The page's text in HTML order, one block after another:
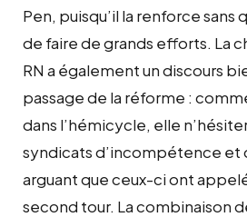
Pen, puisqu’il la renforce sans
de faire de grands efforts. La
RN a également un discours
passage de la réforme :
dans l’hémicycle, elle
syndicats d’incompétence et
arguant que ceux-ci ont
second tour. La combinaison